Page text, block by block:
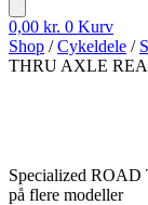
0,00 kr. 0 Kurv
Shop /Cykeldele /
THRU AXLE
Specialized
på flere modeller